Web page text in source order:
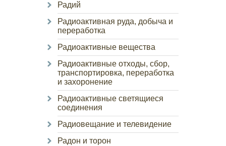
Радий
Радиоактивная руда, добыча и
переработка
Радиоактивные вещества
Радиоактивные отходы, сбор,
транспортировка, переработка
и захоронение
Радиоактивные светящиеся
соединения
Радиовещание и телевидение
Радон и торон